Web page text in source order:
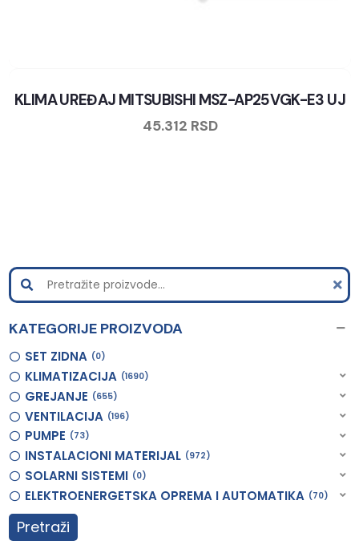
KLIMA UREĐAJ MITSUBISHI MSZ-AP25VGK-E3 UJ
45.312 RSD
KATEGORIJE PROIZVODA
SET ZIDNA 0
KLIMATIZACIJA 1690
GREJANJE 655
VENTILACIJA 196
PUMPE 73
INSTALACIONI MATERIJAL 972
SOLARNI SISTEMI 0
ELEKTROENERGETSKA OPREMA I AUTOMATIKA 70
Pretraži